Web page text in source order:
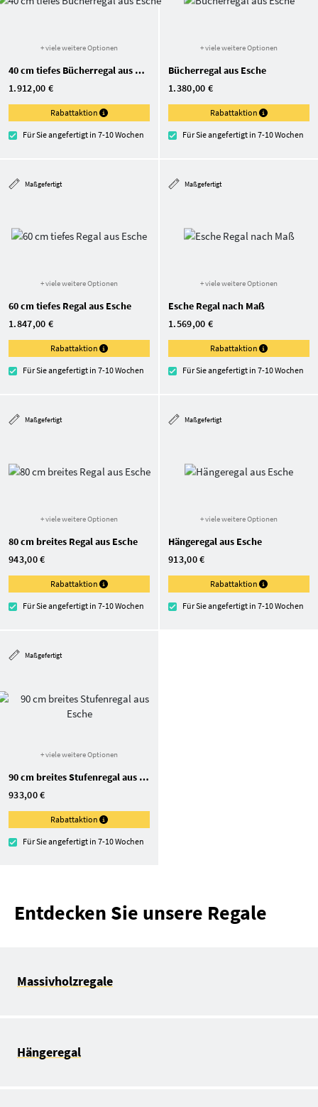
+ viele weitere Optionen
40 cm tiefes Bücherregal aus Esche
1.912,00 €
Rabattaktion
Für Sie angefertigt in 7-10 Wochen
+ viele weitere Optionen
Bücherregal aus Esche
1.380,00 €
Rabattaktion
Für Sie angefertigt in 7-10 Wochen
Maßgefertigt
+ viele weitere Optionen
60 cm tiefes Regal aus Esche
1.847,00 €
Rabattaktion
Für Sie angefertigt in 7-10 Wochen
Maßgefertigt
+ viele weitere Optionen
Esche Regal nach Maß
1.569,00 €
Rabattaktion
Für Sie angefertigt in 7-10 Wochen
Maßgefertigt
+ viele weitere Optionen
80 cm breites Regal aus Esche
943,00 €
Rabattaktion
Für Sie angefertigt in 7-10 Wochen
Maßgefertigt
+ viele weitere Optionen
Hängeregal aus Esche
913,00 €
Rabattaktion
Für Sie angefertigt in 7-10 Wochen
Maßgefertigt
+ viele weitere Optionen
90 cm breites Stufenregal aus Esche
933,00 €
Rabattaktion
Für Sie angefertigt in 7-10 Wochen
Entdecken Sie unsere Regale
Massivholzregale
Hängeregal